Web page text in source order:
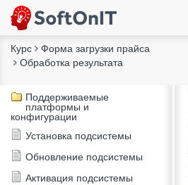
Курс
Форма загрузки прайса
Обработка результата
Поддерживаемые
платформы и
конфигурации
Установка подсистемы
Обновление подсистемы
Активация подсистемы